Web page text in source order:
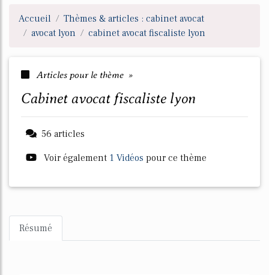
Accueil
Thèmes & articles : cabinet avocat
avocat lyon
cabinet avocat fiscaliste lyon
Articles pour le thème »
cabinet avocat fiscaliste lyon
56 articles
Voir également 1 Vidéos pour ce thème
Résumé